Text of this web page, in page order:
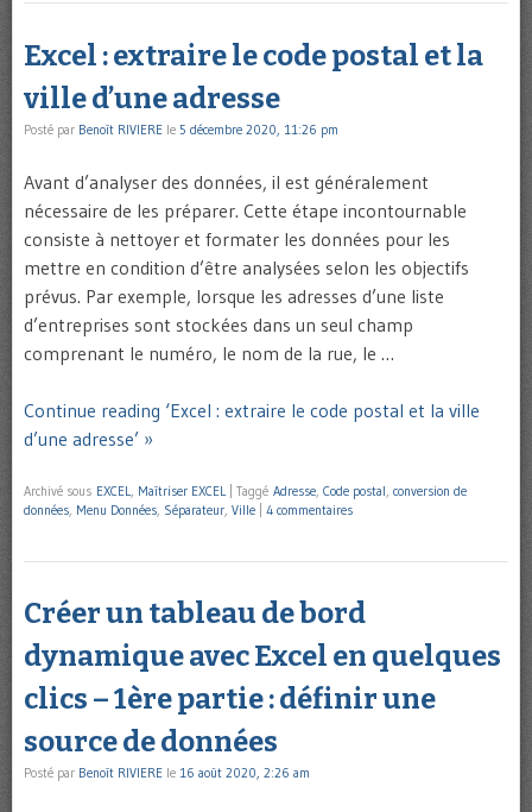
Excel : extraire le code postal et la
ville d’une adresse
Posté par Benoît RIVIERE le 5 décembre 2020, 11:26 pm
Avant d’analyser des données, il est généralement
nécessaire de les préparer. Cette étape incontournable
consiste à nettoyer et formater les données pour les
mettre en condition d’être analysées selon les objectifs
prévus. Par exemple, lorsque les adresses d’une liste
d’entreprises sont stockées dans un seul champ
comprenant le numéro, le nom de la rue, le …
Continue reading ‘Excel : extraire le code postal et la ville
d’une adresse’ »
Archivé sous EXCEL Maîtriser EXCEL Taggé Adresse Code postal conversion de
données Menu Données Séparateur Ville 4 commentaires
Créer un tableau de bord
dynamique avec Excel en quelques
clics – 1ère partie : définir une
source de données
Posté par Benoît RIVIERE le 16 août 2020, 2:26 am